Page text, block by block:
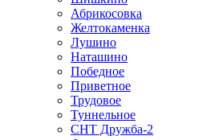
Абрикосовка
Желтокаменка
Лушино
Наташино
Победное
Приветное
Трудовое
Туннельное
СНТ Дружба-2